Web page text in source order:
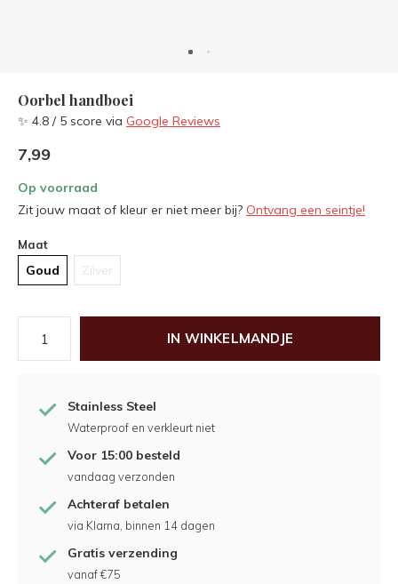
Oorbel handboei
✨ 4.8 / 5 score via Google Reviews
7,99
Op voorraad
Zit jouw maat of kleur er niet meer bij? Ontvang een seintje!
Maat
Goud Zilver
IN WINKELMANDJE
Stainless Steel
Waterproof en verkleurt niet
Voor 15:00 besteld
vandaag verzonden
Achteraf betalen
via Klarna, binnen 14 dagen
Gratis verzending
vanaf €75